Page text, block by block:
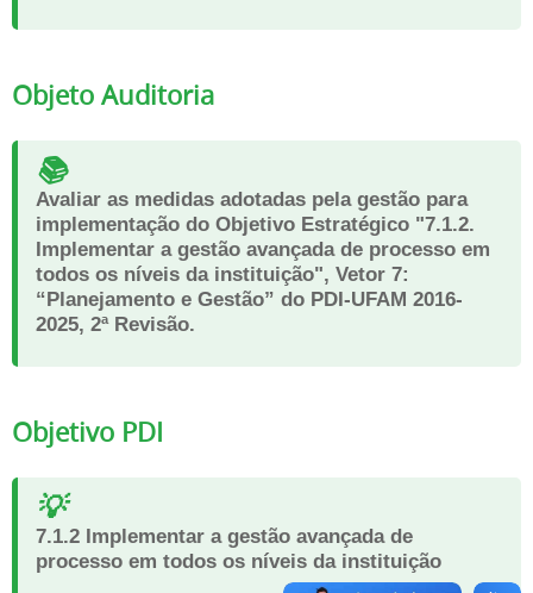
Objeto Auditoria
📚
Avaliar as medidas adotadas pela gestão para
implementação do Objetivo Estratégico "7.1.2.
Implementar a gestão avançada de processo em
todos os níveis da instituição", Vetor 7:
“Planejamento e Gestão” do PDI-UFAM 2016-
2025, 2ª Revisão.
Objetivo PDI
💡
7.1.2 Implementar a gestão avançada de
processo em todos os níveis da instituição